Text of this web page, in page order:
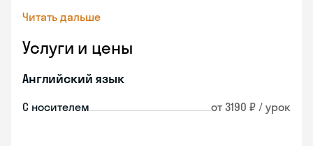
Читать дальше
Услуги и цены
Английский язык
С носителем от 3190 ₽ / урок